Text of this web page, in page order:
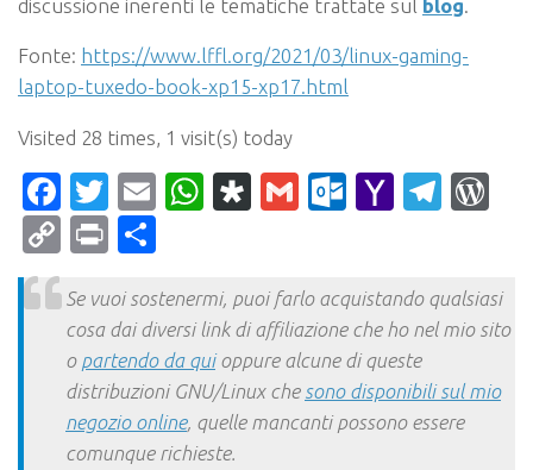
discussione inerenti le tematiche trattate sul blog
Fonte: https://www.lffl.org/2021/03/linux-gaming-
laptop-tuxedo-book-xp15-xp17.html
Visited 28 times, 1 visit(s) today
Facebook
Twitter
EmailWhatsApp
Diaspora
Gmail Yahoo
CopyPrint
Se vuoi sostenermi, puoi farlo acquistando qualsiasi
cosa dai diversi link di affiliazione che ho nel mio sito
o partendo da quioppure alcune di queste
distribuzioni GNU/Linux che sono disponibili sul mio
negozio online, quelle mancanti possono essere
comunque richieste.